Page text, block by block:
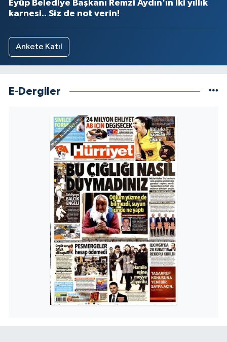
Eyüp Belediye Başkanı Remzi Aydın'ın iki yıllık
karnesi.. Siz de not verin!
Ankete Katıl
E-Dergiler